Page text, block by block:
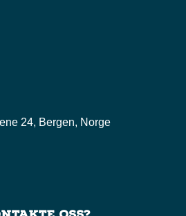
24, Bergen, Norge